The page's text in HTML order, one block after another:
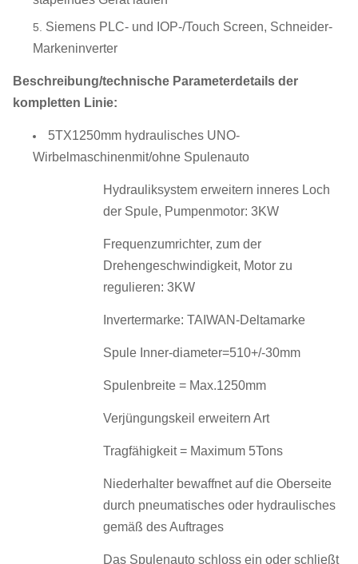
Siemens PLC- und IOP-/Touch Screen, Schneider-
Markeninverter
Beschreibung/technische Parameterdetails der
kompletten Linie:
5TX1250mm hydraulisches UNO-
Wirbelmaschinenmit/ohne Spulenauto
Hydrauliksystem erweitern inneres Loch
der Spule, Pumpenmotor: 3KW
Frequenzumrichter, zum der
Drehengeschwindigkeit, Motor zu
regulieren: 3KW
Invertermarke: TAIWAN-Deltamarke
Spule Inner-diameter=510+/-30mm
Spulenbreite = Max.1250mm
Verjüngungskeil erweitern Art
Tragfähigkeit = Maximum 5Tons
Niederhalter bewaffnet auf die Oberseite
durch pneumatisches oder hydraulisches
gemäß des Auftrages
Das Spulenauto schloss ein oder schließt